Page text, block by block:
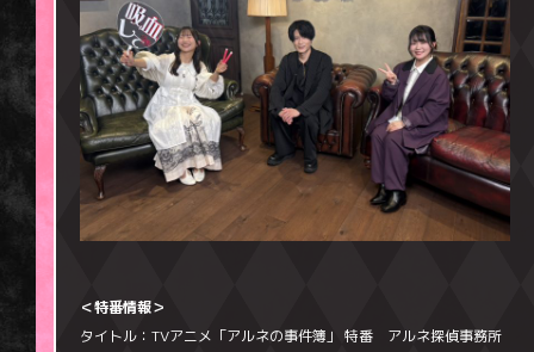
＜特番情報＞
タイトル： TVアニメ「アルネの事件簿」 特番アルネ探偵事務所